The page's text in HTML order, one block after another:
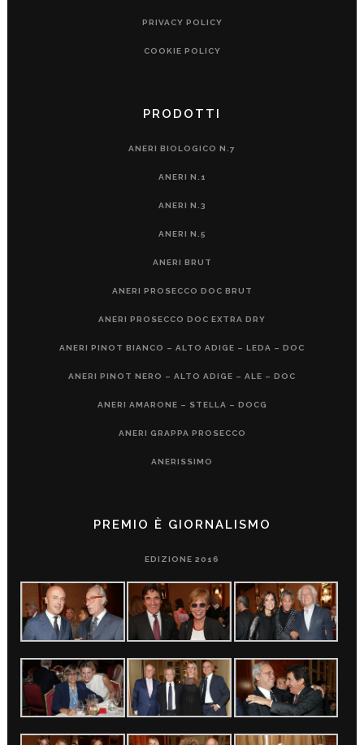
PRIVACY POLICY
COOKIE POLICY
PRODOTTI
ANERI BIOLOGICO N.7
ANERI N.1
ANERI N.3
ANERI N.5
ANERI BRUT
ANERI PROSECCO DOC BRUT
ANERI PROSECCO DOC EXTRA DRY
ANERI PINOT BIANCO – ALTO ADIGE – LEDA – DOC
ANERI PINOT NERO – ALTO ADIGE – ALE – DOC
ANERI AMARONE – STELLA – DOCG
ANERI GRAPPA PROSECCO
ANERISSIMO
PREMIO È GIORNALISMO
EDIZIONE 2016